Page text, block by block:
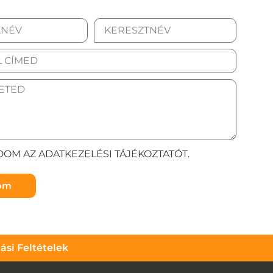
AZ ADATKEZELÉSI TÁJÉKOZTATÓT.
Feltételek